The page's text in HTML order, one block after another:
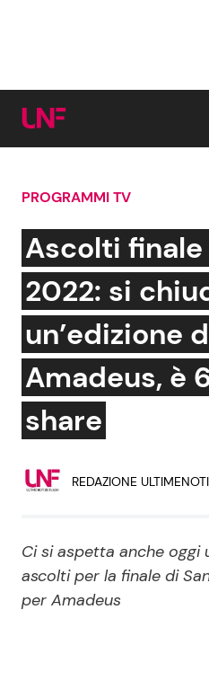
Cerca:
News e Cronaca
Attualità Italiana
Dal Mondo
Economia
Persone Scomparse
PROGRAMMI TV
Ascolti finale
2022: si
un’edizione
Amadeus, è
share
REDAZIONE
Ci si aspetta anche
ascolti per la finale di
per Amadeus